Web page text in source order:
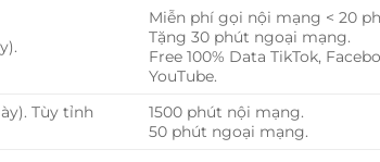
Miễn phí gọi nội mạng < 20
Tặng 30 phút ngoại mạng.
Free 100% Data TikTok,
YouTube.
Tùy tỉnh
1500 phút nội mạng.
50 phút ngoại mạng.